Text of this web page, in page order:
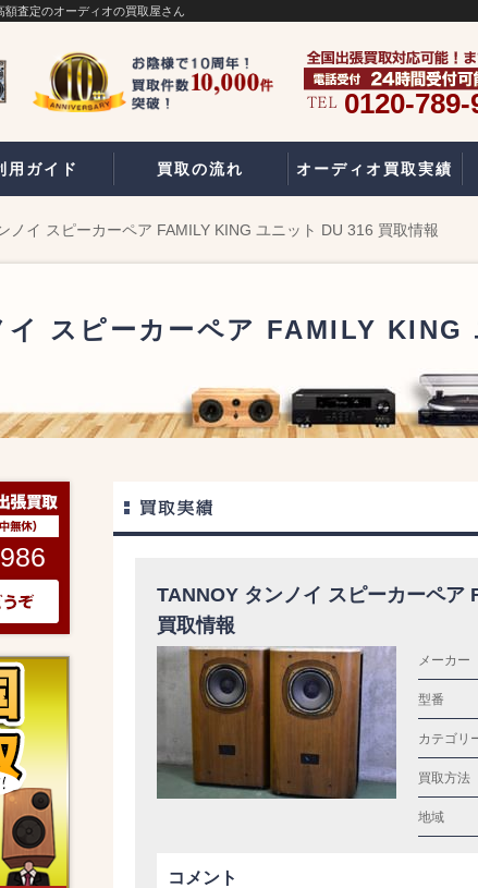
額査定のオーディオの買取屋さん
0120-789-
用ガイド 買取の流れ オーディオ買取実績
ノイ スピーカーペア FAMILY KING ユニット DU 316 買取情報
イ スピーカーペア FAMILY KING
TANNOY タンノイ スピーカーペア
買取情報
メーカー
型番
カテゴリ
買取方法
地域
コメント